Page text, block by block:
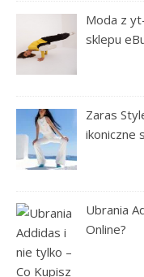
Moda z
sklepu
Zaras
ikoniczne
Ubrania
Online?